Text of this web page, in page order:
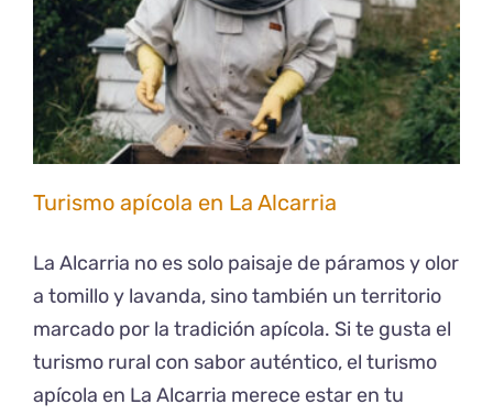
Turismo apícola en La Alcarria
La Alcarria no es solo paisaje de páramos y olor
a tomillo y lavanda, sino también un territorio
marcado por la tradición apícola. Si te gusta el
turismo rural con sabor auténtico, el turismo
apícola en La Alcarria merece estar en tu